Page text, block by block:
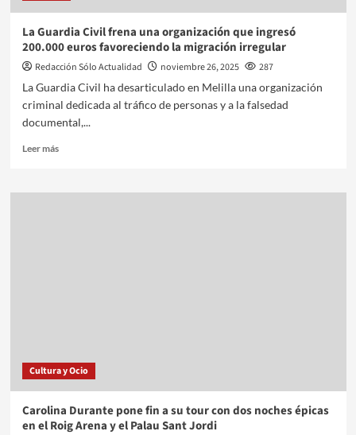
La Guardia Civil frena una organización que ingresó
200.000 euros favoreciendo la migración irregular
Redacción Sólo Actualidad noviembre 26, 2025
287
La Guardia Civil ha desarticulado en Melilla una organización
criminal dedicada al tráfico de personas y a la falsedad
documental,...
Leer más
Cultura y Ocio
Carolina Durante pone fin a su tour con dos noches épicas
en el Roig Arena y el Palau Sant Jordi